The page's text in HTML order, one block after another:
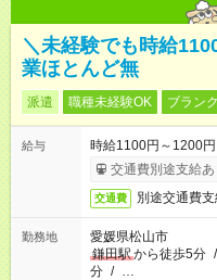
＼未経験でも時給
業ほとんど無
派遣 職種未経験OK ブラン
給与
時給1100円～1200
交通費別途支給あ
交通費 別途交通費
勤務地
愛媛県松山市
鎌田駅から徒歩5分 /
分 / …